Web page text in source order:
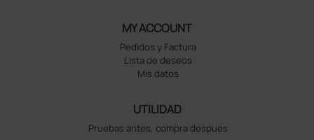
MY ACCOUNT
Pedidos y Factura
Lista de deseos
Mis datos
UTILIDAD
Pruebas antes, compra despues